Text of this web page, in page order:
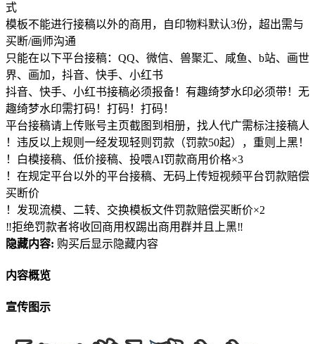
式
模板不能进行接稿以外的商用，自印物料默认3份，超出需与
买断/画师沟通
只能在以下平台接稿：QQ、微信、兽聚汇、咸鱼、b站、画世
界、画加，抖音、快手、小红书
抖音、快手、小红书接稿必须报备！有趣绮梦水印必须带！无
趣绮梦水印需打码！打码！打码！
平台接稿请上传账号主页截图到相册，找人代广需标注接稿人
！违反以上规则一经发现轻则罚款（罚款50起），重则上黑！
！白模接稿、低价接稿、投喂AI罚款商用价格×3
！在规定平台以外的平台接稿、无码上传短视频平台罚款赔偿
买断价
！发现流模、二转、交换模板文件罚款赔偿买断价×2
‼拒绝罚款者将收回商用权踢出商用群并且上黑‼
隐藏内容: 购买后显示隐藏内容
内容概览
宣传图示